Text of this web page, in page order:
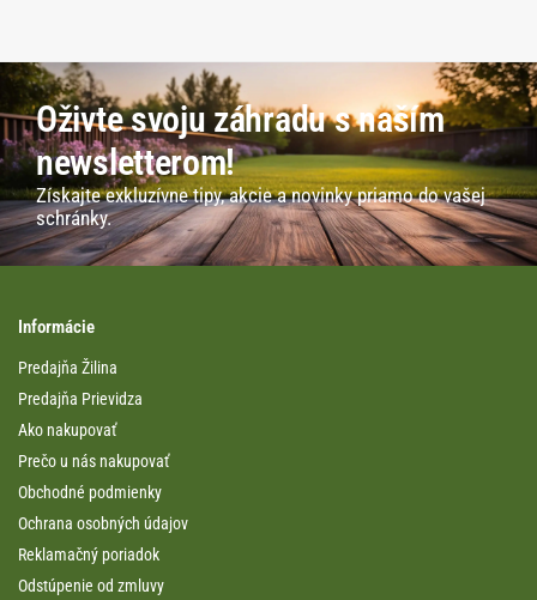
Oživte svoju záhradu s naším
newsletterom!
Získajte exkluzívne tipy, akcie a novinky priamo do vašej
schránky.
Informácie
Predajňa Žilina
Predajňa Prievidza
Ako nakupovať
Prečo u nás nakupovať
Obchodné podmienky
Ochrana osobných údajov
Reklamačný poriadok
Odstúpenie od zmluvy